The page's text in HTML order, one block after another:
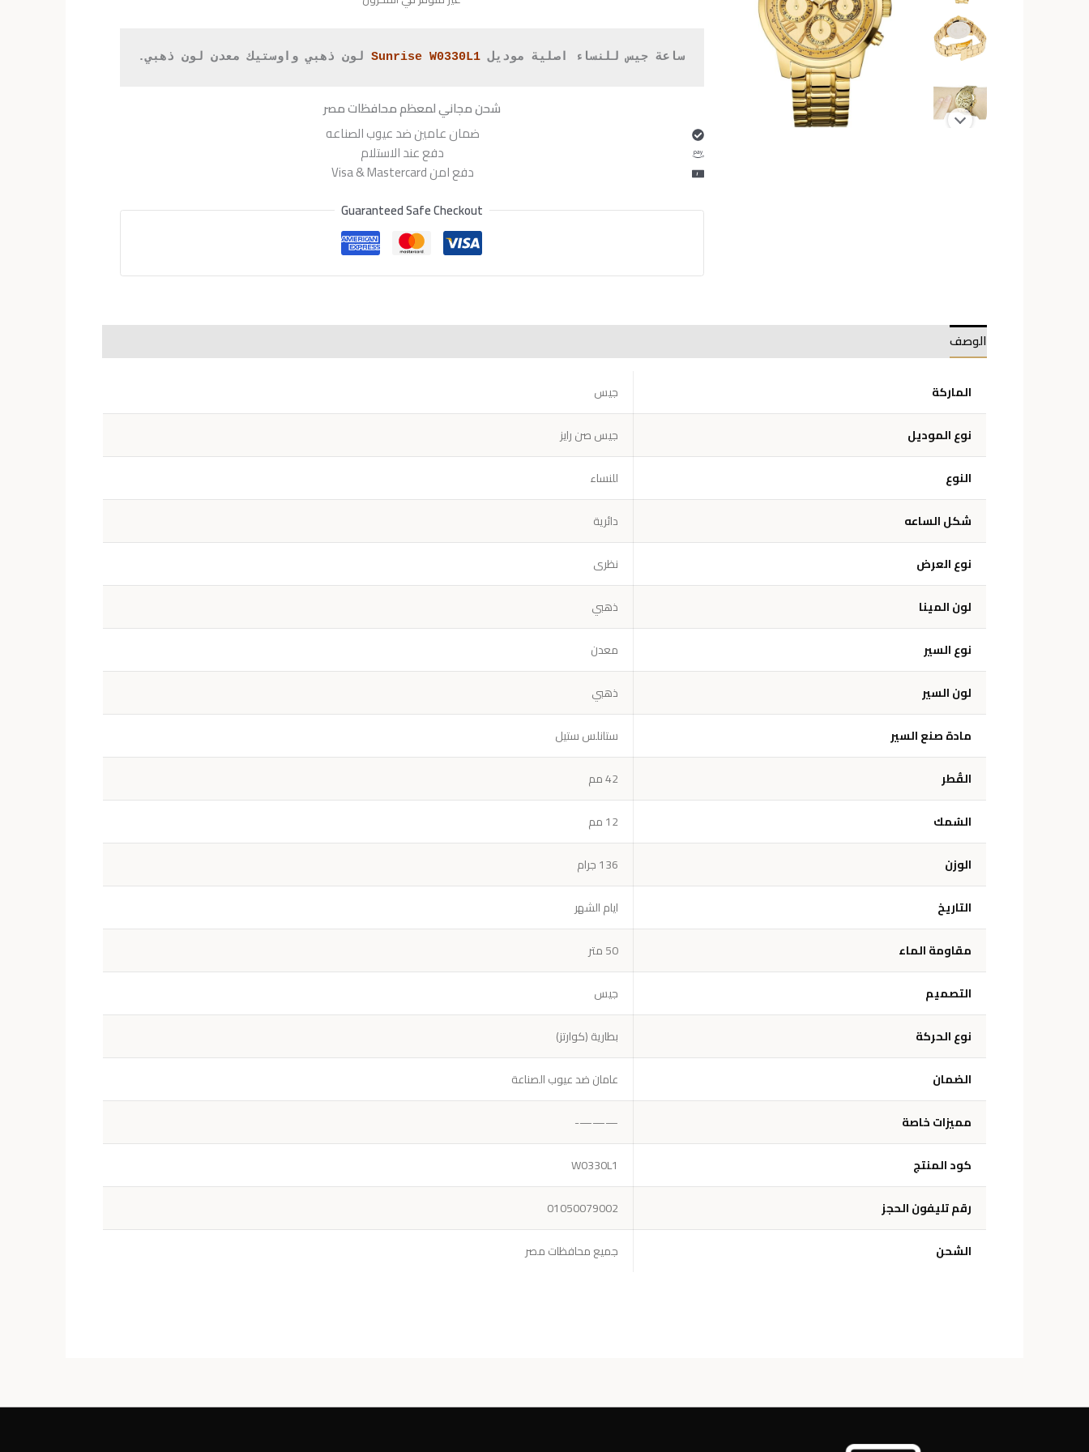
EGP5,600.
ساعة جيس للنساء اصلية موديل Sunrise W0330L1 لون ذهبي واوستيك معدن لون ذهبي.
شحن مجاني لمعظم محافظات مصر
ضمان عامين ضد عيوب الصناعه
دفع عند الاستلام
دفع امن Visa & Mastercard
Guaranteed Safe Checkout
الوصف
الماركة جيس
نوع الموديل جيس صن رايز
النوع للنساء
شكل الساعه دائرية
نوع العرض نظرى
لون المينا ذهبي
نوع السير معدن
لون السير ذهبي
مادة صنع السير ستانلس ستيل
القُطر 42 مم
السُمك 12 مم
الوزن 136 جرام
التاريخ ايام الشهر
مقاومة الماء 50 متر
التصميم جيس
نوع الحركة بطارية (كوارتز)
الضمان عامان ضد عيوب الصناعة
مميزات خاصة ———-
كود المنتج W0330L1
رقم تليفون الحجز 01050079002
الشحن جميع محافظات مصر